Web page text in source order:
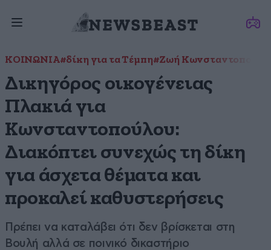
ΚΟΙΝΩΝΙΑ#δίκη για τα Τέμπη#Ζωή
Δικηγόρος οικογένειας
Πλακιά για
Κωνσταντοπούλου:
Διακόπτει συνεχώς τη δίκη
για άσχετα θέματα και
προκαλεί καθυστερήσεις
Πρέπει να καταλάβει ότι δεν βρίσκεται στη
Βουλή αλλά σε ποινικό δικαστήριο